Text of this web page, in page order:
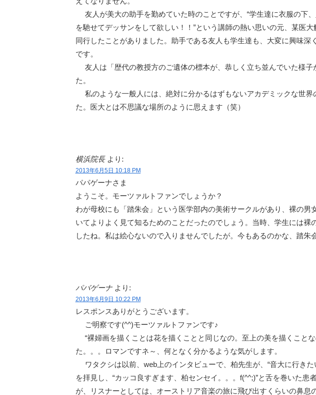
友人が美大の助手を勤めていた時のことですが、“学生達に衣服の下
を馳せてデッサンをして欲しい！！”という講師の熱い思いの元、某医
同行したことがありました。助手である友人も学生達も、大変に興味深
です。
友人は「歴代の教授方のご遺体の標本が、恭しく立ち並んでいた様子
た。
私のような一般人には、絶対に分かるはずもないアカデミックな世界
た。医大とは不思議な場所のように思えます（笑）
横浜院長 より:
2013年6月5日 10:18 PM
パパゲーナさま
ようこそ。モーツァルトファンでしょうか？
わが母校にも「踏朱会」という医学部内の美術サークルがあり、裸の
いてよりよく見て知るためのことだったのでしょう。当時、学生には裸
したね。私は絵心ないので入りませんでしたが。今もあるのかな、踏朱会
パバゲーナ より:
2013年6月9日 10:22 PM
レスポンスありがとうございます。
ご明察です(^^)モーツァルトファンです♪
“裸婦画を描くことは花を描くことと同じなの。至上の美を描くこと
た。。。ロマンですネ～、何となく分かるような気がします。
ワタクシは以前、web上のインタビューで、柏先生が、“音大に行き
を拝見し、“カッコ良すぎます、柏センセイ。。。f(^^;)”と舌を巻いた
が、リスナーとしては、オーストリア音楽の旅に飛び出すくらいの鼻息